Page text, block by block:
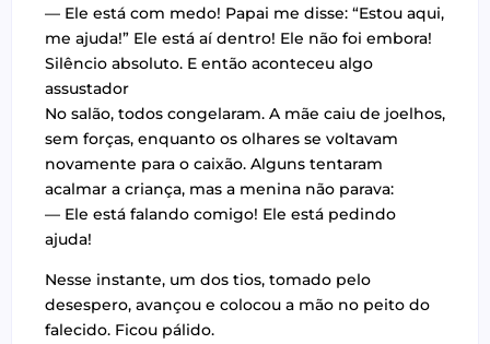
— Ele está com medo! Papai me disse: “Estou aqui,
me ajuda!” Ele está aí dentro! Ele não foi embora!
Silêncio absoluto. E então aconteceu algo
assustador
No salão, todos congelaram. A mãe caiu de joelhos,
sem forças, enquanto os olhares se voltavam
novamente para o caixão. Alguns tentaram
acalmar a criança, mas a menina não parava:
— Ele está falando comigo! Ele está pedindo
ajuda!
Nesse instante, um dos tios, tomado pelo
desespero, avançou e colocou a mão no peito do
falecido. Ficou pálido.